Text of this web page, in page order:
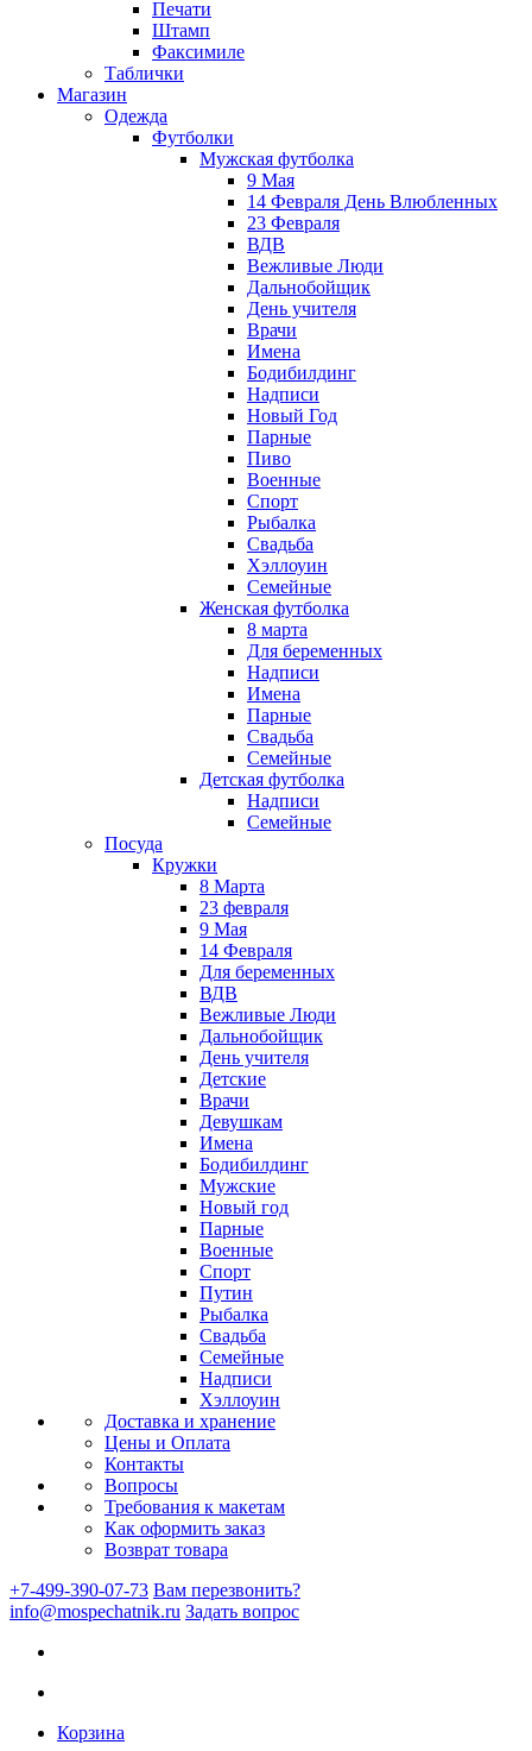
Печати
Штамп
Факсимиле
Таблички
Магазин
Одежда
Футболки
Мужская футболка
9 Мая
14 Февраля День Влюбленных
23 Февраля
ВДВ
Вежливые Люди
Дальнобойщик
День учителя
Врачи
Имена
Бодибилдинг
Надписи
Новый Год
Парные
Пиво
Военные
Спорт
Рыбалка
Свадьба
Хэллоуин
Семейные
Женская футболка
8 марта
Для беременных
Надписи
Имена
Парные
Свадьба
Семейные
Детская футболка
Надписи
Семейные
Посуда
Кружки
8 Марта
23 февраля
9 Мая
14 Февраля
Для беременных
ВДВ
Вежливые Люди
Дальнобойщик
День учителя
Детские
Врачи
Девушкам
Имена
Бодибилдинг
Мужские
Новый год
Парные
Военные
Спорт
Путин
Рыбалка
Свадьба
Семейные
Надписи
Хэллоуин
Доставка и хранение
Цены и Оплата
Контакты
Вопросы
Требования к макетам
Как оформить заказ
Возврат товара
+7-499-390-07-73 Вам перезвонить?
info@mospechatnik.ru Задать вопрос
Корзина